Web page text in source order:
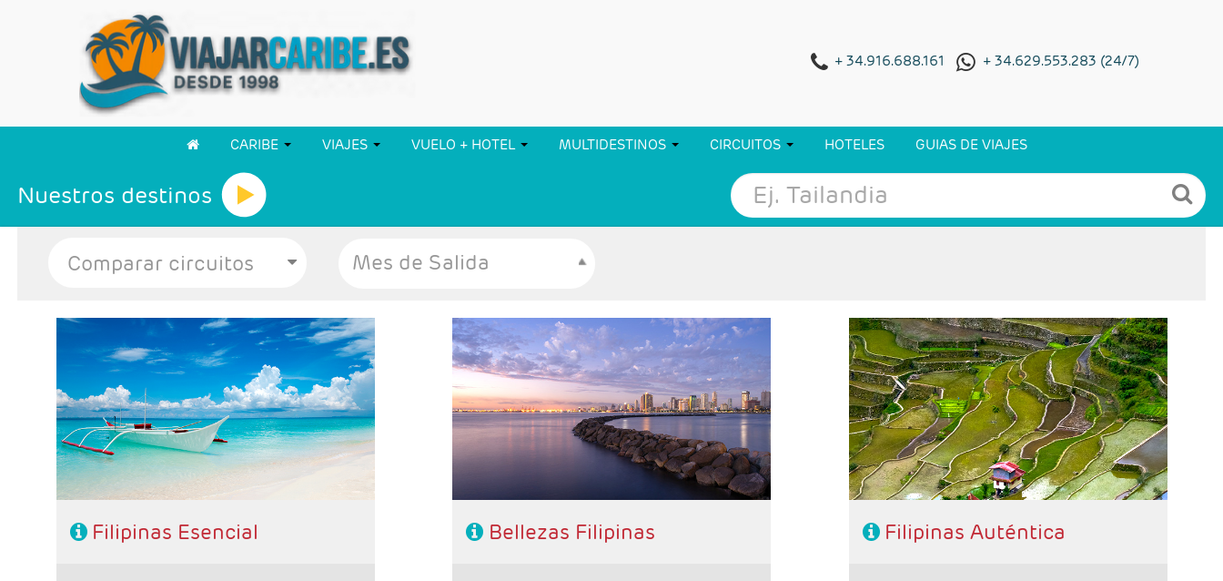
+ 34.916.688.161 + 34.629.553.283 (24/7)
CARIBE VIAJES VUELO + HOTEL MULTIDESTINOS CIRCUITOS HOTELES GUIAS DE VIAJES
Nuestros destinos
Mes de Salida
- Salidas: Lunes y Viernes
- Ruta: 2 noches Manila, 2 Cebú y 2 Bohol
- Categoría hotelera: Turista, Turista Superior,
Primera, Primera Superior y Lujo
- Régimen: Alojamiento y desayuno + 1
almuerzo
Filipinas Esencial
- Salidas: Lunes y Viernes
- Ruta: 2 noches Cebú, 2 Bohol, 2 Boracay, 2 El
Nido y 2 Manila
- Categoría hotelera: Turista, Turista Superior,
Primera, Primera Superior y Lujo
- Régimen: Alojamiento y desayuno + 1
almuerzo
Bellezas Filipinas
- Salidas: Lunes
- Ruta: 2 noches Manila, 1 Baguio, 1 Sagada, 1
Banaue, 1 Manila, 2 Cebú y 2 Bohol
- Categoría hotelera: Primera, Primera Superior
y Lujo
- Régimen: Alojamiento y desayuno + 1
almuerzo
Filipinas Auténtica